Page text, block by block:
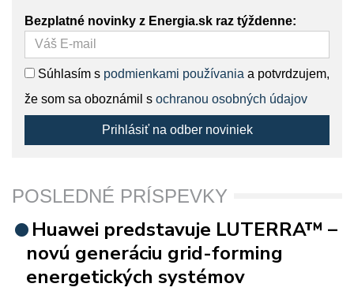
Bezplatné novinky z Energia.sk raz týždenne:
Súhlasím s podmienkami používania a potvrdzujem,
že som sa oboznámil s ochranou osobných údajov
Prihlásiť na odber noviniek
POSLEDNÉ PRÍSPEVKY
Huawei predstavuje LUTERRA™ –
novú generáciu grid-forming
energetických systémov